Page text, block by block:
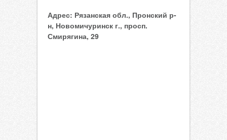
Адрес: Рязанская обл., Пронский р-
н, Новомичуринск г., просп.
Смирягина, 29